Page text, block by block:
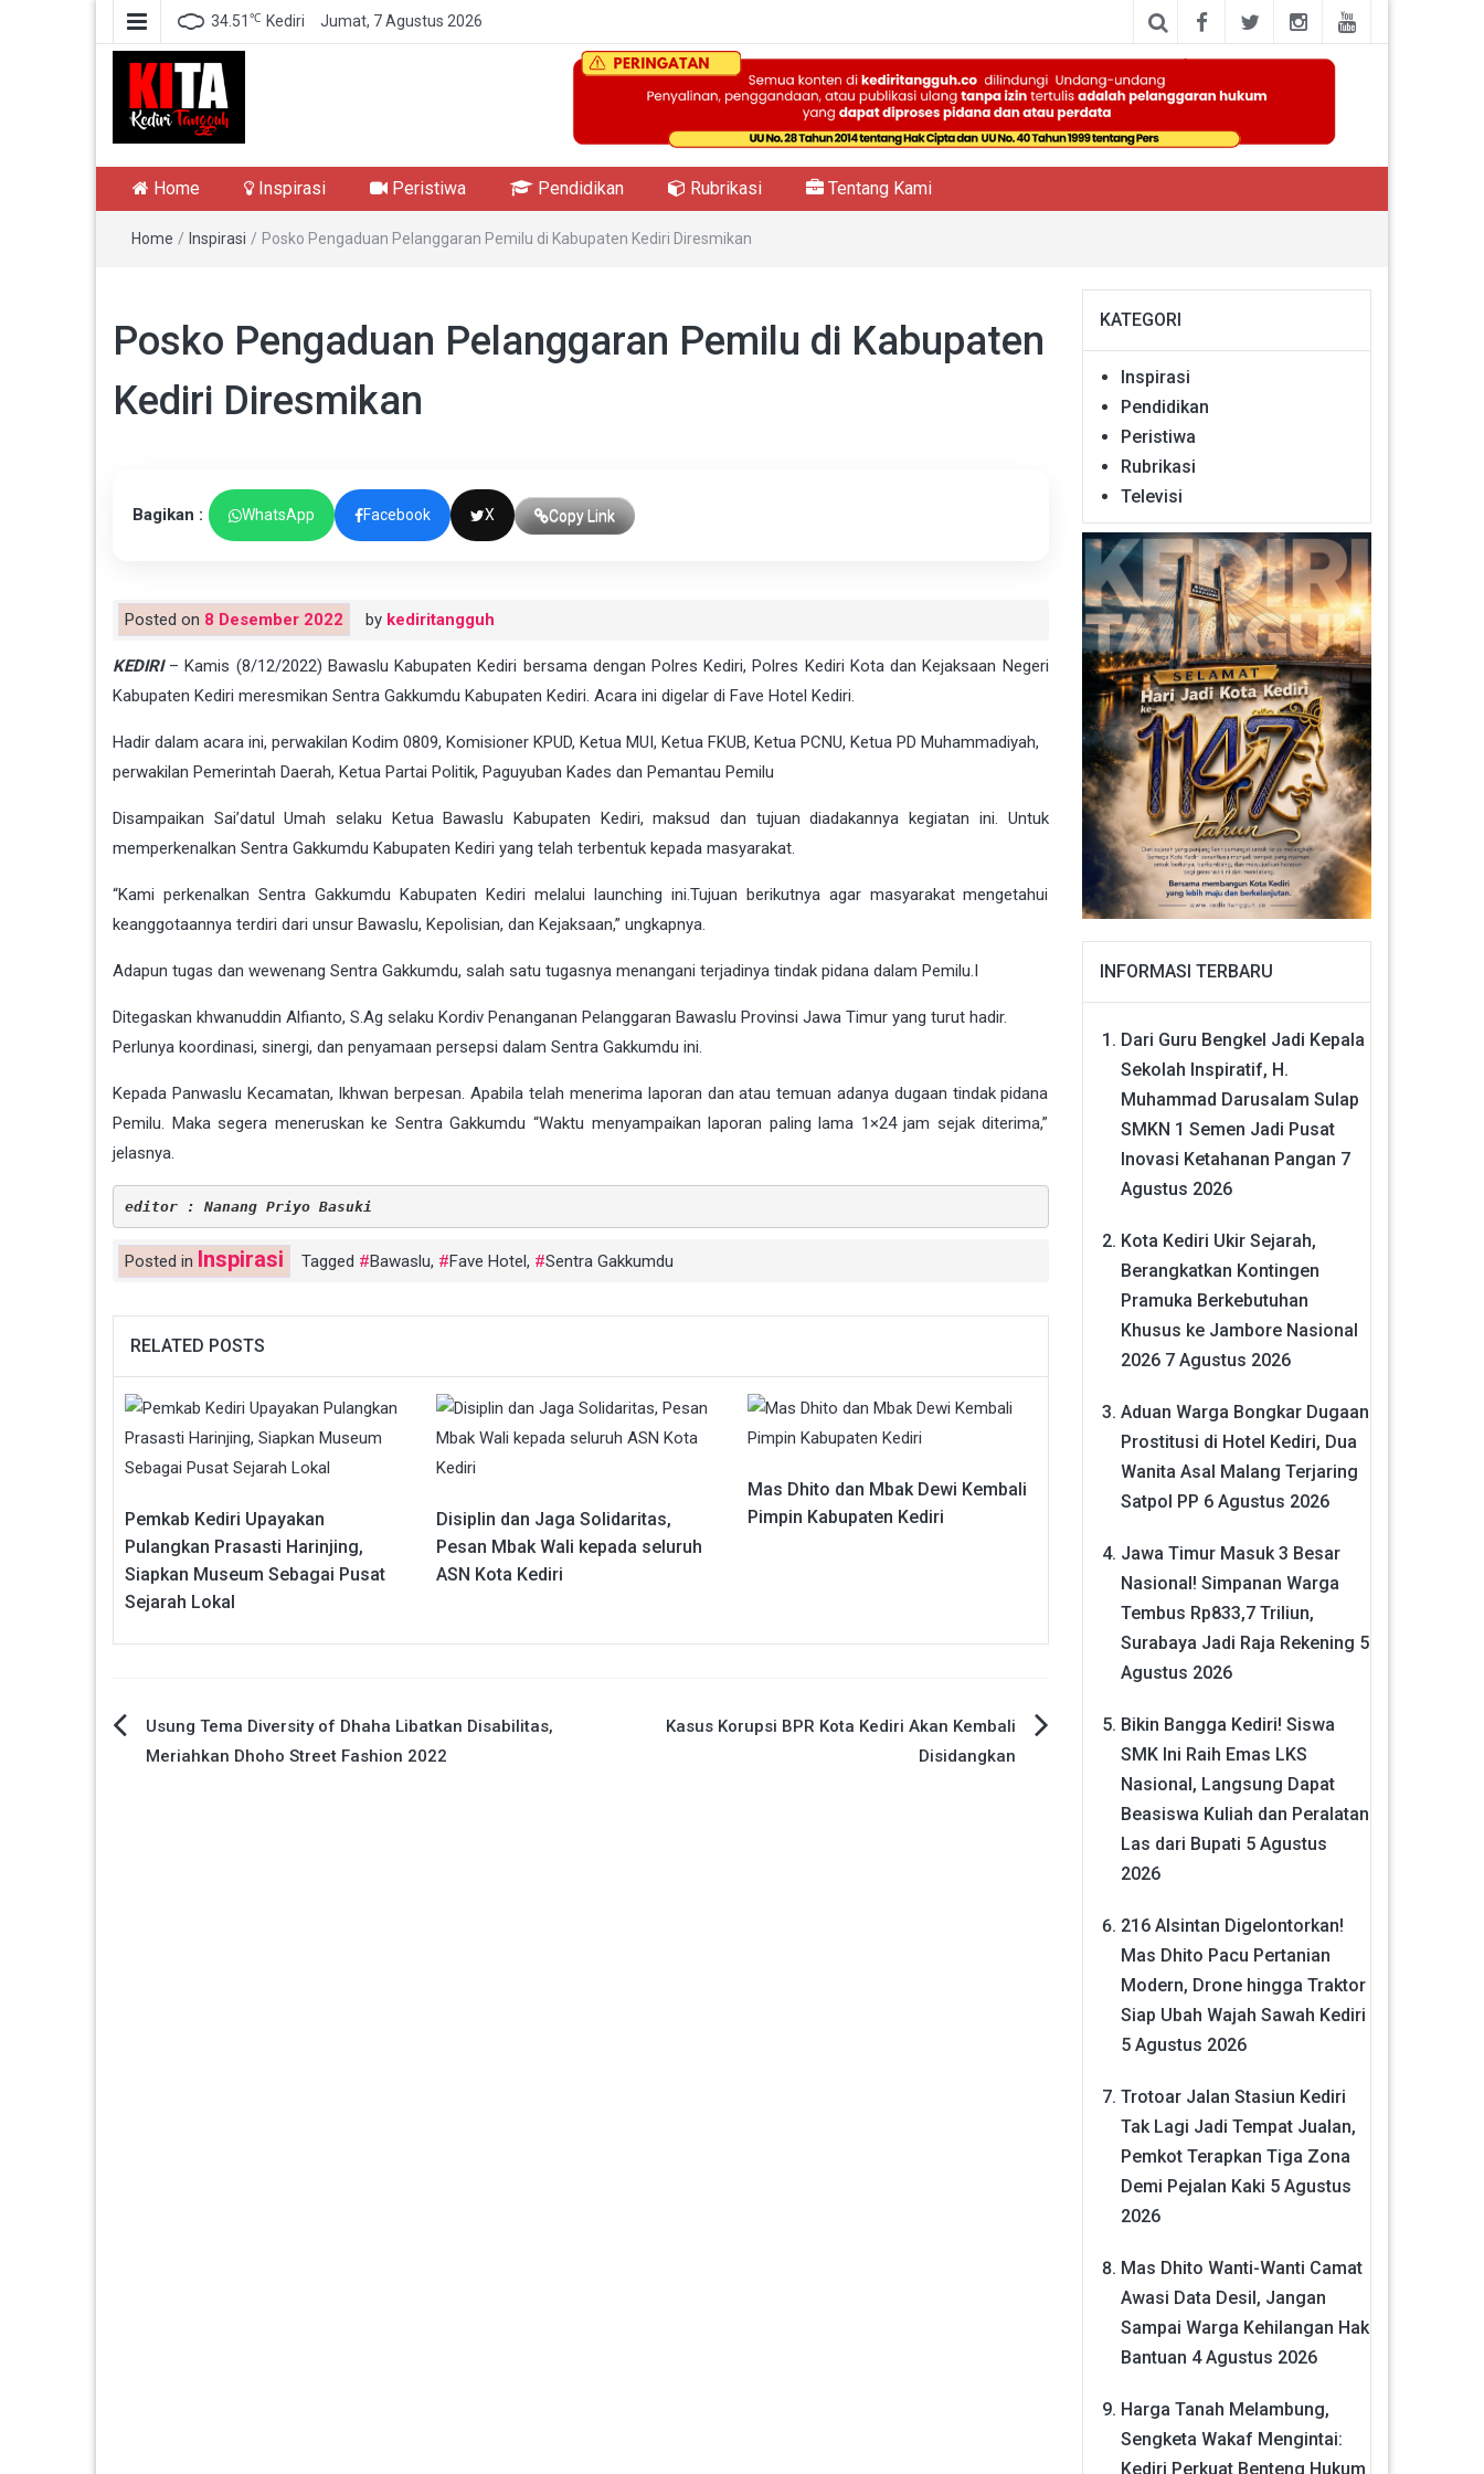
34.51 ℃ Kediri Jumat, 7 Agustus 2026
Kediri Tangguh
Home Inspirasi Peristiwa Pendidikan Rubrikasi Tentang Kami
Home / Inspirasi / Posko Pengaduan Pelanggaran Pemilu di Kabupaten Kediri Diresmikan
Posko Pengaduan Pelanggaran Pemilu di Kabupaten
Kediri Diresmikan
Bagikan : WhatsApp Facebook X Copy Link
Posted on 8 Desember 2022 by kediritangguh
KEDIRI– Kamis (8/12/2022) Bawaslu Kabupaten Kediri bersama dengan Polres Kediri, Polres Kediri Kota dan Kejaksaan Negeri
Kabupaten Kediri meresmikan Sentra Gakkumdu Kabupaten Kediri. Acara ini digelar di Fave Hotel Kediri.
Hadir dalam acara ini, perwakilan Kodim 0809, Komisioner KPUD, Ketua MUI, Ketua FKUB, Ketua PCNU, Ketua PD Muhammadiyah,
perwakilan Pemerintah Daerah, Ketua Partai Politik, Paguyuban Kades dan Pemantau Pemilu
Disampaikan Sai’datul Umah selaku Ketua Bawaslu Kabupaten Kediri, maksud dan tujuan diadakannya kegiatan ini. Untuk
memperkenalkan Sentra Gakkumdu Kabupaten Kediri yang telah terbentuk kepada masyarakat.
“Kami perkenalkan Sentra Gakkumdu Kabupaten Kediri melalui launching ini.Tujuan berikutnya agar masyarakat mengetahui
keanggotaannya terdiri dari unsur Bawaslu, Kepolisian, dan Kejaksaan,” ungkapnya.
Adapun tugas dan wewenang Sentra Gakkumdu, salah satu tugasnya menangani terjadinya tindak pidana dalam Pemilu.I
Ditegaskan khwanuddin Alfianto, S.Ag selaku Kordiv Penanganan Pelanggaran Bawaslu Provinsi Jawa Timur yang turut hadir.
Perlunya koordinasi, sinergi, dan penyamaan persepsi dalam Sentra Gakkumdu ini.
Kepada Panwaslu Kecamatan, Ikhwan berpesan. Apabila telah menerima laporan dan atau temuan adanya dugaan tindak pidana
Pemilu. Maka segera meneruskan ke Sentra Gakkumdu “Waktu menyampaikan laporan paling lama 1×24 jam sejak diterima,”
jelasnya.
editor : Nanang Priyo Basuki
Posted in Inspirasi Tagged Bawaslu, Fave Hotel, Sentra Gakkumdu
RELATED POSTS
Pemkab Kediri Upayakan
Pulangkan Prasasti Harinjing,
Siapkan Museum Sebagai Pusat
Sejarah Lokal
Disiplin dan Jaga Solidaritas,
Pesan Mbak Wali kepada seluruh
ASN Kota Kediri
Mas Dhito dan Mbak Dewi Kembali
Pimpin Kabupaten Kediri
Navigasi
Usung Tema Diversity of Dhaha Libatkan Disabilitas,
Meriahkan Dhoho Street Fashion 2022
Kasus Korupsi BPR Kota Kediri Akan Kembali
Disidangkan
KATEGORI
Inspirasi
Pendidikan
Peristiwa
Rubrikasi
Televisi
INFORMASI TERBARU
Dari Guru Bengkel Jadi Kepala
Sekolah Inspiratif, H.
Muhammad Darusalam Sulap
SMKN 1 Semen Jadi Pusat
Inovasi Ketahanan Pangan 7
Agustus 2026
Kota Kediri Ukir Sejarah,
Berangkatkan Kontingen
Pramuka Berkebutuhan
Khusus ke Jambore Nasional
2026 7 Agustus 2026
Aduan Warga Bongkar Dugaan
Prostitusi di Hotel Kediri, Dua
Wanita Asal Malang Terjaring
Satpol PP 6 Agustus 2026
Jawa Timur Masuk 3 Besar
Nasional! Simpanan Warga
Tembus Rp833,7 Triliun,
Surabaya Jadi Raja Rekening 5
Agustus 2026
Bikin Bangga Kediri! Siswa
SMK Ini Raih Emas LKS
Nasional, Langsung Dapat
Beasiswa Kuliah dan Peralatan
Las dari Bupati 5 Agustus
2026
216 Alsintan Digelontorkan!
Mas Dhito Pacu Pertanian
Modern, Drone hingga Traktor
Siap Ubah Wajah Sawah Kediri
5 Agustus 2026
Trotoar Jalan Stasiun Kediri
Tak Lagi Jadi Tempat Jualan,
Pemkot Terapkan Tiga Zona
Demi Pejalan Kaki 5 Agustus
2026
Mas Dhito Wanti-Wanti Camat
Awasi Data Desil, Jangan
Sampai Warga Kehilangan Hak
Bantuan 4 Agustus 2026
Harga Tanah Melambung,
Sengketa Wakaf Mengintai:
Kediri Perkuat Benteng Hukum